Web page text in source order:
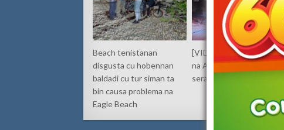
Beach tenistanan
disgusta cu hobennan
baldadi cu tur siman ta
bin causa problema na
Eagle Beach
[VIDEO] Candela grandi
na Angochi polis mester a
sera caminda